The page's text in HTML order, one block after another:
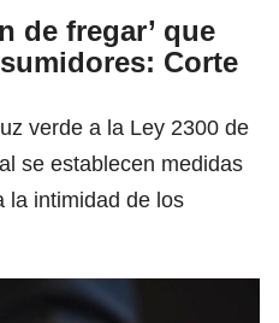
de fregar’ que
Corte
verde a la Ley 2300 de
se establecen medidas
la intimidad de los